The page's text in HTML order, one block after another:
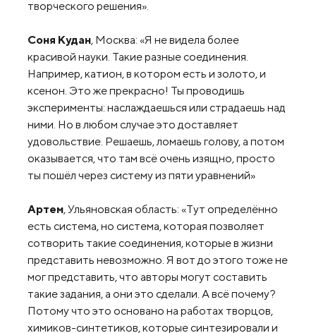
творческого решения».
Соня Кудан, Москва: «Я не видела более
красивой науки. Такие разные соединения.
Например, катион, в котором есть и золото, и
ксенон. Это же прекрасно! Ты проводишь
эксперименты: наслаждаешься или страдаешь над
ними. Но в любом случае это доставляет
удовольствие. Решаешь, ломаешь голову, а потом
оказывается, что там всё очень изящно, просто
ты пошёл через систему из пяти уравнений»
Артем, Ульяновская область: «Тут определённо
есть система, но система, которая позволяет
сотворить такие соединения, которые в жизни
представить невозможно. Я вот до этого тоже не
мог представить, что авторы могут составить
такие задания, а они это сделали. А всё почему?
Потому что это основано на работах творцов,
химиков-синтетиков, которые синтезировали и